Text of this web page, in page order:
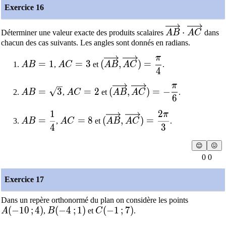
Exercice 16
Déterminer une valeur exacte des produits scalaires AB ⋅ AC dans
chacun des cas suivants. Les angles sont donnés en radians.
AB=1
AB = 1, AC=3
AC = 3 et (AB, AC) =
4
π
.
AB=\sqrt{3}
AB = 3, AC=2
AC = 2 et (AB, AC) = −
6
π
.
AB=\dfrac{1}{4}
AB =
4
1
, AC=8
AC = 8 et (AB, AC) =
3
2π
.
😌 😖
0 0
Exercice 17
Dans un repère orthonormé du plan on considère les points
A(-10\,;4)
A(−10 ; 4), B(-4\,;1)
B(−4 ; 1) et C(-1\,;7)
C(−1 ; 7).